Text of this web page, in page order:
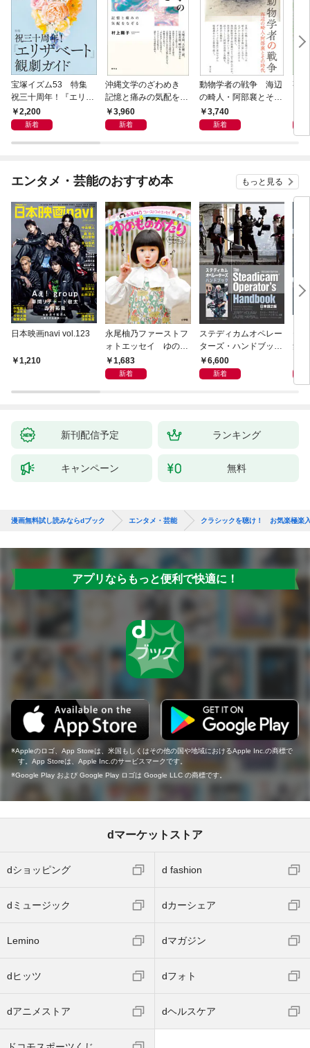
宝塚イズム53 特集
祝三十周年！『エリザ
ベート』観劇ガイド
2,200
新着
沖縄文学のざわめき
記憶と痛みの気配をな
ぞる3,960
新着
動物学者の戦争 海辺
の畸人・阿部襄とその
時代3,740
新着
事
エンタメ・芸能のおすすめ本 もっと見る
日本映画navi vol.123
1,210
永尾柚乃ファーストフ
ォトエッセイ ゆのも
のがたり
1,683
新着
ステディカムオペレー
ターズ・ハンドブック
日本語版 電子版 第２
版
6,600
新着
集
ウ
【
新刊配信予定 ランキング
キャンペーン 無料
漫画無料試し読みならdブック エンタメ・芸能 クラシックを聴け！ お気楽極楽
アプリならもっと便利で快適に！
Appleのロゴ、App Storeは、米国もしくはその他の国や地域におけるApple Inc.の商標で
す。App Storeは、Apple Inc.のサービスマークです。
Google Play および Google Play ロゴは Google LLC の商標です。
dマーケットストア
dショッピング d fashion
dミュージック dカーシェア
Lemino dマガジン
dヒッツ dフォト
dアニメストア dヘルスケア